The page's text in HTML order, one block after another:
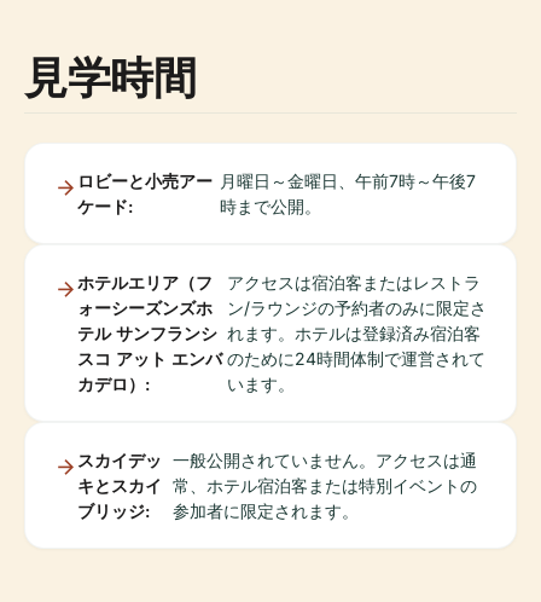
見学時間
ロビーと小売アー
ケード:
月曜日～金曜日、午前7時～午後7
時まで公開。
ホテルエリア（フ
ォーシーズンズホ
テル サンフランシ
スコ アット エンバ
カデロ）:
アクセスは宿泊客またはレストラ
ン/ラウンジの予約者のみに限定さ
れます。ホテルは登録済み宿泊客
のために24時間体制で運営されて
います。
スカイデッ
キとスカイ
ブリッジ:
一般公開されていません。アクセスは通
常、ホテル宿泊客または特別イベントの
参加者に限定されます。